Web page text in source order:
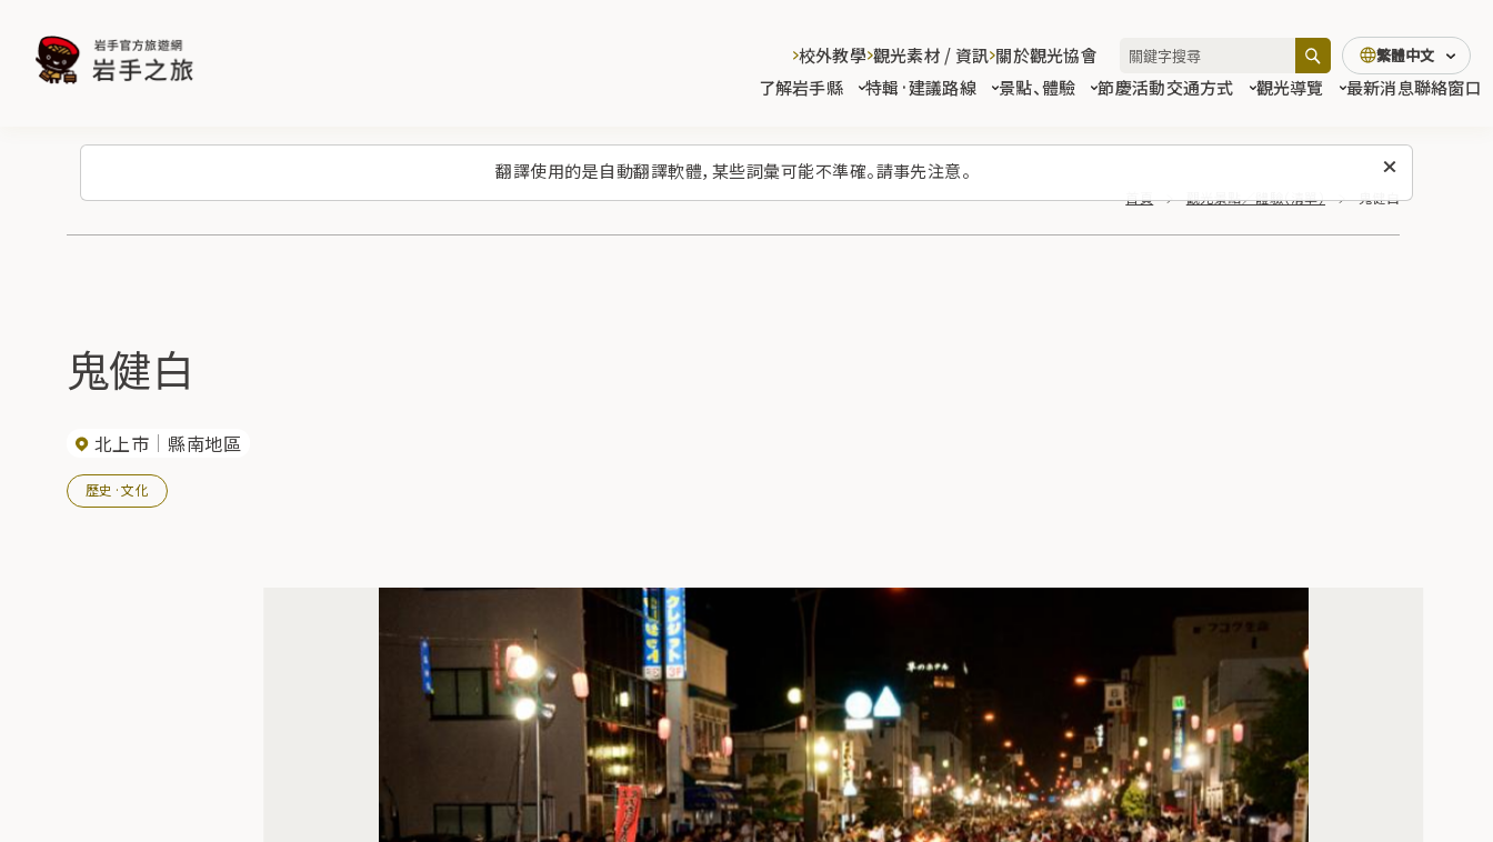
翻譯使用的是自動翻譯軟體，某些詞彙可能不準確。請事先注意。
了解岩手縣 特輯·建議路線 景點、體驗 節慶活動交通方式 觀光導覽 最新消息聯絡窗口
校外教學 觀光素材 / 資訊 關於觀光協會 繁體中文
首頁 觀光景點／體驗（清單） 鬼健白
鬼健白
北上市 縣南地區
歷史·文化